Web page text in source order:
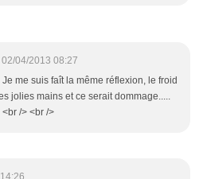
02/04/2013 08:27
Je me suis faît la même réflexion, le froid
jolies mains et ce serait dommage.....
/> <br />